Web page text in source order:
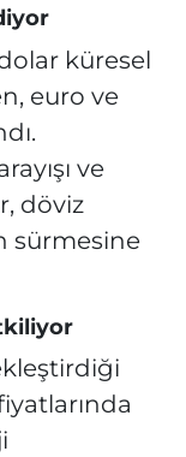
küresel
euro ve
ve
döviz
sürmesine